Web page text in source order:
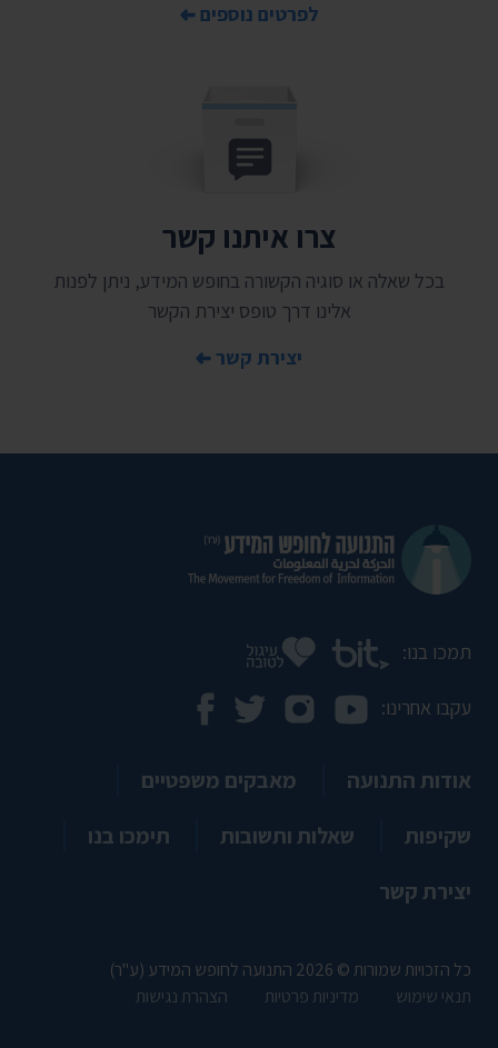
לפרטים נוספים
צרו איתנו קשר
בכל שאלה או סוגיה הקשורה בחופש המידע, ניתן לפנות
אלינו דרך טופס יצירת הקשר
יצירת קשר
תמכו בנו:
עקבו אחרינו:
אודות התנועה
מאבקים משפטיים
שקיפות
שאלות ותשובות
תימכו בנו
יצירת קשר
כל הזכויות שמורות © 2026 התנועה לחופש המידע (ע"ר)
תנאי שימוש
מדיניות פרטיות הצהרת נגישות